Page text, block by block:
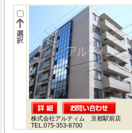
株式会社アルティム 京都駅前店
TEL.075-353-8700